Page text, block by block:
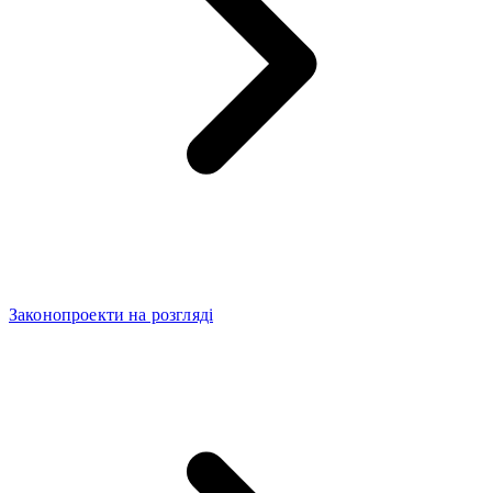
Законопроекти на розгляді